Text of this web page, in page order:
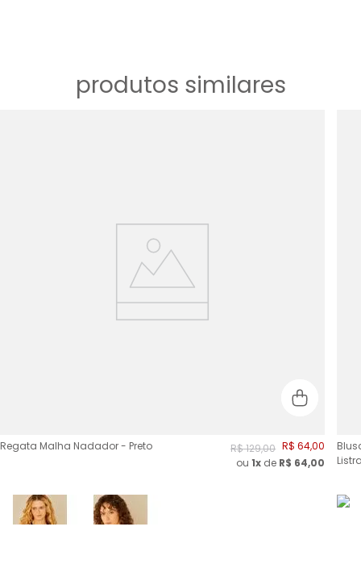
produtos similares
Regata Malha Nadador - Preto R$129,00 R$ 64,00
ou1x de R$ 64,00